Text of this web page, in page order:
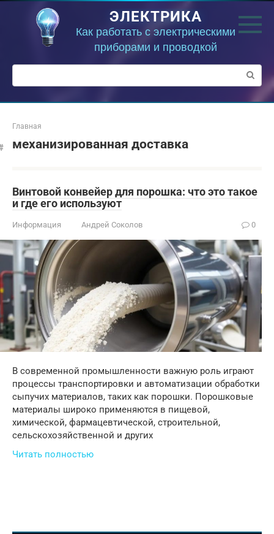
ЭЛЕКТРИКА
Как работать с электрическими
приборами и проводкой
Поиск:
Главная
механизированная доставка
Винтовой конвейер для порошка: что это такое
и где его используют
Информация Андрей Соколов 0
В современной промышленности важную роль играют
процессы транспортировки и автоматизации обработки
сыпучих материалов, таких как порошки. Порошковые
материалы широко применяются в пищевой,
химической, фармацевтической, строительной,
сельскохозяйственной и других
Читать полностью